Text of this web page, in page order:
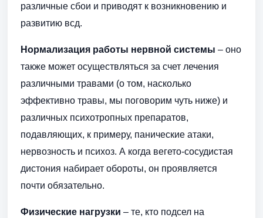
различные сбои и приводят к возникновению и
развитию всд.
Нормализация работы нервной системы – оно
также может осуществляться за счет лечения
различными травами (о том, насколько
эффективно травы, мы поговорим чуть ниже) и
различных психотропных препаратов,
подавляющих, к примеру, панические атаки,
нервозность и психоз. А когда вегето-сосудистая
дистония набирает обороты, он проявляется
почти обязательно.
Физические нагрузки – те, кто подсел на